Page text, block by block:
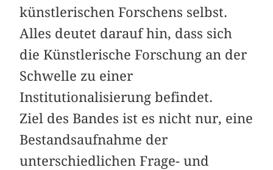
künstlerischen Forschens selbst.
Alles deutet darauf hin, dass sich
die Künstlerische Forschung an der
Schwelle zu einer
Institutionalisierung befindet.
Ziel des Bandes ist es nicht nur, eine
Bestandsaufnahme der
unterschiedlichen Frage- und